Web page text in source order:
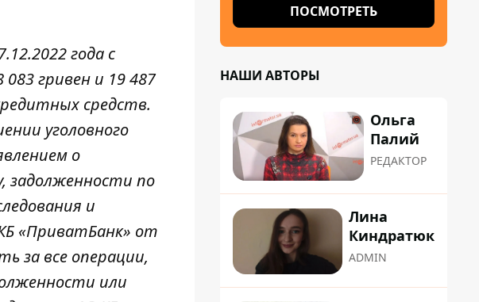
года с
гривен и 19 487
средств.
уголовного
о
задолженности по
и
«ПриватБанк» от
за все операции,
или
ПОСМОТРЕТЬ
НАШИ АВТОРЫ
Ольга
Палий
РЕДАКТОР
Лина
Киндратюк
ADMIN